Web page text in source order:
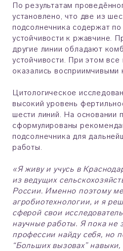
По результатам
установлено, что две из
подсолнечника содержат
устойчивости к ржавчине.
другие линии обладают
устойчивости. При этом
оказались восприимчивыми
Цитологическое
высокий уровень
шести линий. На основании
сформулированы
подсолнечника для
работы.
«Я живу и учусь в
из ведущих
России. Именно поэтому
агробиотехнологии, и я
сферой свои
научные работы. Я пока не
профессии найду себя, но
“Больших вызовах”